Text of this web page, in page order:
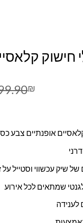
חישוק
₪
אופנתיים צבע
שיק עכשווי וסטייל על
שמתאים לכל אירוע
לענידה